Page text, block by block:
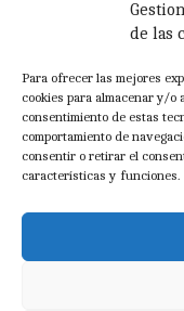
de las
Para ofrecer las mejores
cookies para almacenar y/
consentimiento de estas
comportamiento de
consentir o retirar el
características y funciones.